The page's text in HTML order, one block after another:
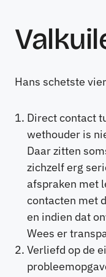
Hans schetste
Direct contact
wethouder is
Daar zitten
zichzelf erg
afspraken met
contacten met
en indien dat
Wees er
Verliefd op de